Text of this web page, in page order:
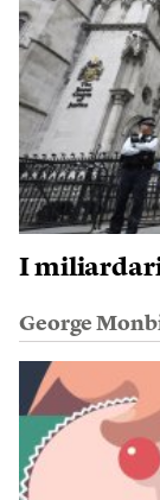
I miliardari
George